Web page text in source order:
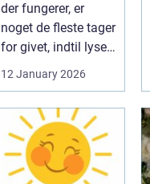
der fungerer, er
noget de fleste tager
for givet, indtil lyset
pludselig går, el...
12 January 2026